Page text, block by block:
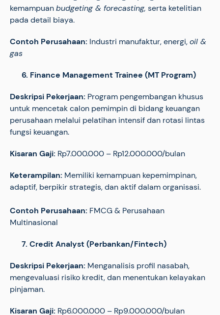
kemampuanbudgeting & forecasting, serta ketelitian
pada detail biaya.
Contoh Perusahaan: Industri manufaktur, energi,oil &
gas
6. Finance Management Trainee (MT Program)
Deskripsi Pekerjaan: Program pengembangan khusus
untuk mencetak calon pemimpin di bidang keuangan
perusahaan melalui pelatihan intensif dan rotasi lintas
fungsi keuangan.
Kisaran Gaji: Rp7.000.000 – Rp12.000.000/bulan
Keterampilan: Memiliki kemampuan kepemimpinan,
adaptif, berpikir strategis, dan aktif dalam organisasi.
Contoh Perusahaan: FMCG & Perusahaan
Multinasional
7. Credit Analyst (Perbankan/Fintech)
Deskripsi Pekerjaan: Menganalisis profil nasabah,
mengevaluasi risiko kredit, dan menentukan kelayakan
pinjaman.
Kisaran Gaji: Rp6.000.000 – Rp9.000.000/bulan